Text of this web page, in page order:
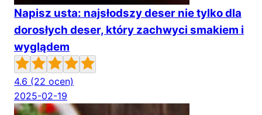
Napisz usta: najsłodszy deser nie tylko dla
dorosłych deser, który zachwyci smakiem i
wyglądem
4.6 (22 ocen)
2025-02-19